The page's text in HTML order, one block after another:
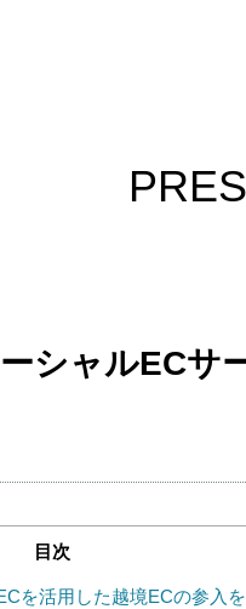
シャルECサ
目次
を活用した越境ECの参入